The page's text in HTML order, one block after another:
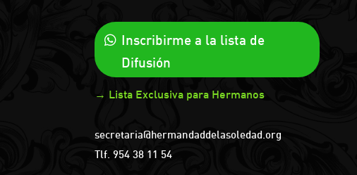
Inscribirme a la lista de
Difusión
→ Lista Exclusiva para Hermanos
secretaria@hermandaddelasoledad.org
Tlf. 954 38 11 54